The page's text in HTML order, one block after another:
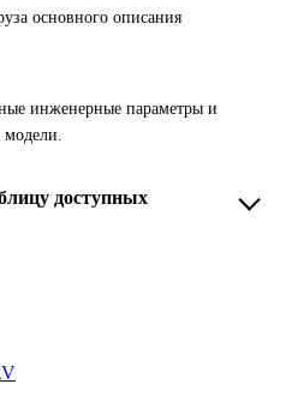
основного описания
инженерные параметры и
доступных